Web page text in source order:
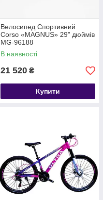
Велосипед Спортивний
Corso «MAGNUS» 29" дюймів
MG-96188
В наявності
21 520 ₴
Купити